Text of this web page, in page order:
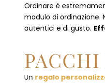
Ordinare è
modulo di ordinazione.
autentici e di gusto.
Un regalo